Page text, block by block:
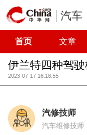
汽车
首页 文章
伊兰特四种驾
2023-07-17 16:18:55
汽修技师
汽车维修技师